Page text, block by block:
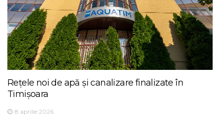
Rețele noi de apă și canalizare finalizate în
Timișoara
8 aprilie 2026